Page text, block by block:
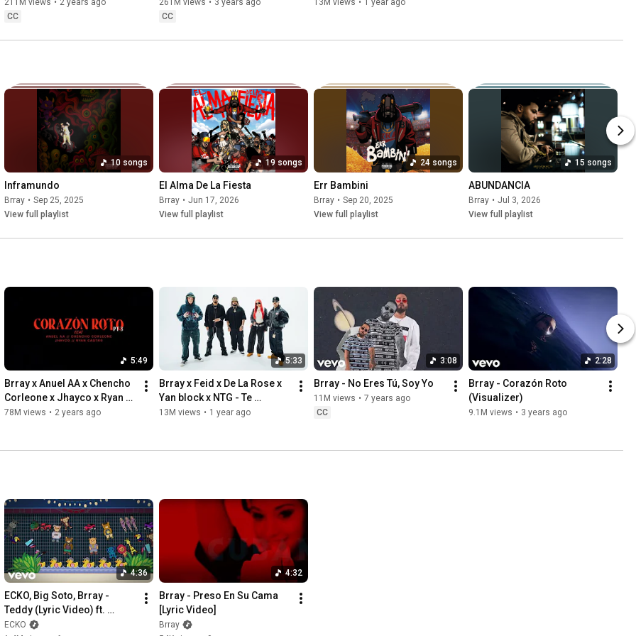
CC
CC
10 songs
Inframundo
Brray • Sep 25, 2025
View full playlist
19 songs
El Alma De La Fiesta
Brray • Jun 17, 2026
View full playlist
24 songs
Err Bambini
Brray • Sep 20, 2025
View full playlist
15 songs
ABUNDANCIA
Brray • Jul 3, 2026
View full playlist
5:49
Brray x Anuel AA x Chencho
Corleone x Jhayco x Ryan
Castro - Corazón Roto pt. 3
78M views • 2 years ago
5:33
Brray x Feid x De La Rose x
Yan block x NTG - Te
Colaboro Remix [Official
13M views • 1 year ago
3:08
Brray - No Eres Tú, Soy Yo
11M views • 7 years ago
CC
2:28
Brray - Corazón Roto
(Visualizer)
9.1M views • 3 years ago
4:36
ECKO, Big Soto, Brray -
Teddy (Lyric Video) ft.
Eladio Carrion
ECKO
4:32
Brray - Preso En Su Cama
[Lyric Video]
Brray